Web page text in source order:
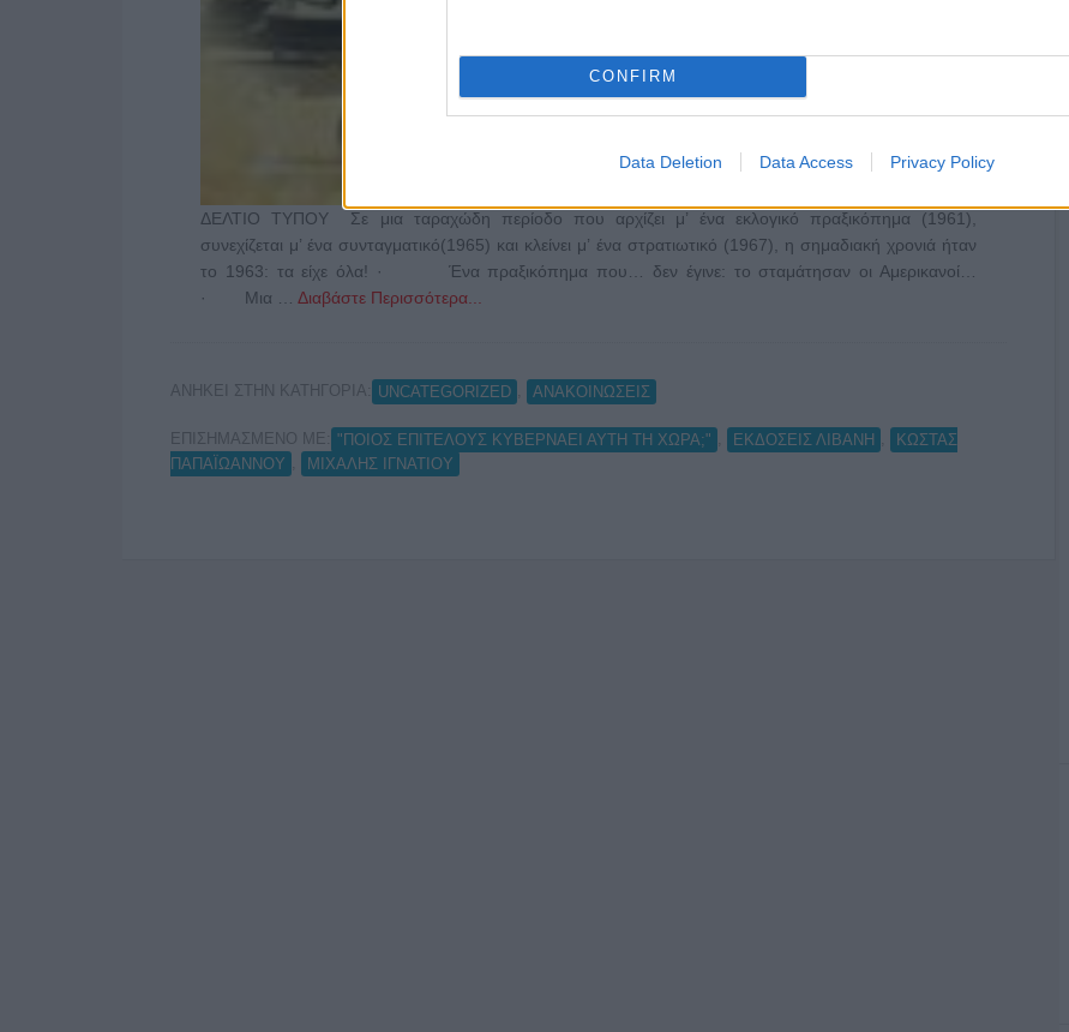
CONFIRM
Data Deletion Data Access Privacy Policy
ΔΕΛΤΙΟ ΤΥΠΟΥ Σε μια ταραχώδη περίοδο που αρχίζει μ’ ένα εκλογικό πραξικόπημα (1961),
συνεχίζεται μ’ ένα συνταγματικό(1965) και κλείνει μ’ ένα στρατιωτικό (1967), η σημαδιακή χρονιά ήταν
το 1963: τα είχε όλα! · Ένα πραξικόπημα που… δεν έγινε: το σταμάτησαν οι Αμερικανοί…
· Μια … Διαβάστε Περισσότερα...
ΑΝΗΚΕΙ ΣΤΗΝ ΚΑΤΗΓΟΡΙΑ: UNCATEGORIZED ΑΝΑΚΟΙΝΩΣΕΙΣ
ΕΠΙΣΗΜΑΣΜΕΝΟ ΜΕ: "ΠΟΙΟΣ ΕΠΙΤΕΛΟΥΣ ΚΥΒΕΡΝΑΕΙ ΑΥΤΗ ΤΗ ΧΩΡΑ;" ΕΚΔΟΣΕΙΣ ΛΙΒΑΝΗ
ΚΩΣΤΑΣ
ΠΑΠΑΪΩΑΝΝΟΥ
ΜΙΧΑΛΗΣ ΙΓΝΑΤΙΟΥ